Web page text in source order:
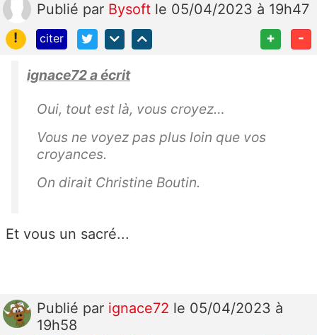
Publié par Bysoft le 05/04/2023 à 19h47
!
citer + -
ignace72 a écrit
Oui, tout est là, vous croyez…
Vous ne voyez pas plus loin que vos
croyances.
On dirait Christine Boutin.
Et vous un sacré...
Publié par ignace72 le 05/04/2023 à
19h58